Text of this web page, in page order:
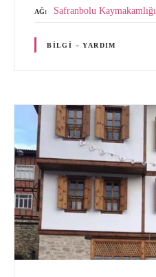
AĞ Safranbolu Kaymakamlığı
BILGI – YARDIM